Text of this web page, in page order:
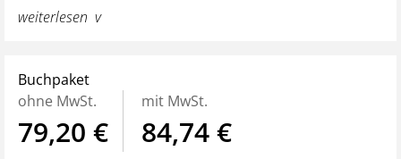
weiterlesen
Buchpaket
ohne MwSt.
79,20 €
mit MwSt.
84,74 €